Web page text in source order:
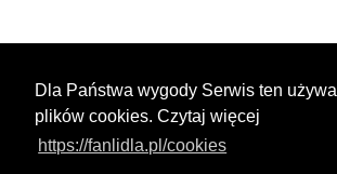
Dla Państwa wygody Serwis ten używa
plików cookies. Czytaj więcej
https://fanlidla.pl/cookies